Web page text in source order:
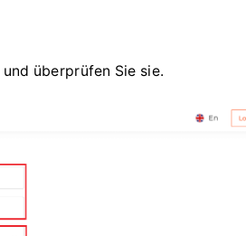
und überprüfen Sie sie.